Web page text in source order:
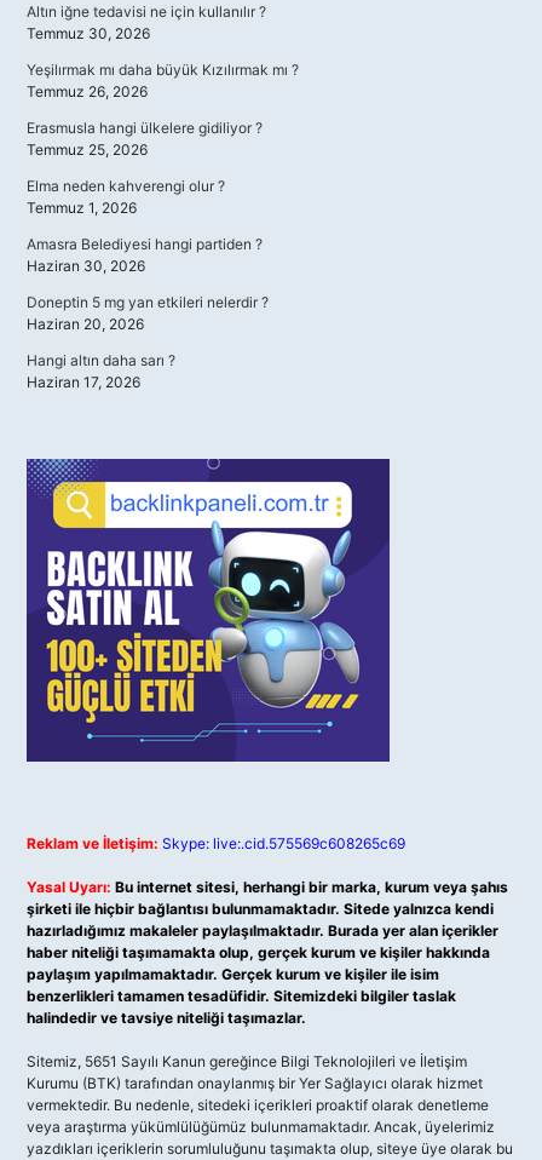
Altın iğne tedavisi ne için kullanılır ?
Temmuz 30, 2026
Yeşilırmak mı daha büyük Kızılırmak mı ?
Temmuz 26, 2026
Erasmusla hangi ülkelere gidiliyor ?
Temmuz 25, 2026
Elma neden kahverengi olur ?
Temmuz 1, 2026
Amasra Belediyesi hangi partiden ?
Haziran 30, 2026
Doneptin 5 mg yan etkileri nelerdir ?
Haziran 20, 2026
Hangi altın daha sarı ?
Haziran 17, 2026
Reklam ve İletişim: Skype: live:.cid.575569c608265c69
Yasal Uyarı: Bu internet sitesi, herhangi bir marka, kurum veya şahıs
şirketi ile hiçbir bağlantısı bulunmamaktadır. Sitede yalnızca kendi
hazırladığımız makaleler paylaşılmaktadır. Burada yer alan içerikler
haber niteliği taşımamakta olup, gerçek kurum ve kişiler hakkında
paylaşım yapılmamaktadır. Gerçek kurum ve kişiler ile isim
benzerlikleri tamamen tesadüfidir. Sitemizdeki bilgiler taslak
halindedir ve tavsiye niteliği taşımazlar.
Sitemiz, 5651 Sayılı Kanun gereğince Bilgi Teknolojileri ve İletişim
Kurumu (BTK) tarafından onaylanmış bir Yer Sağlayıcı olarak hizmet
vermektedir. Bu nedenle, sitedeki içerikleri proaktif olarak denetleme
veya araştırma yükümlülüğümüz bulunmamaktadır. Ancak, üyelerimiz
yazdıkları içeriklerin sorumluluğunu taşımakta olup, siteye üye olarak bu